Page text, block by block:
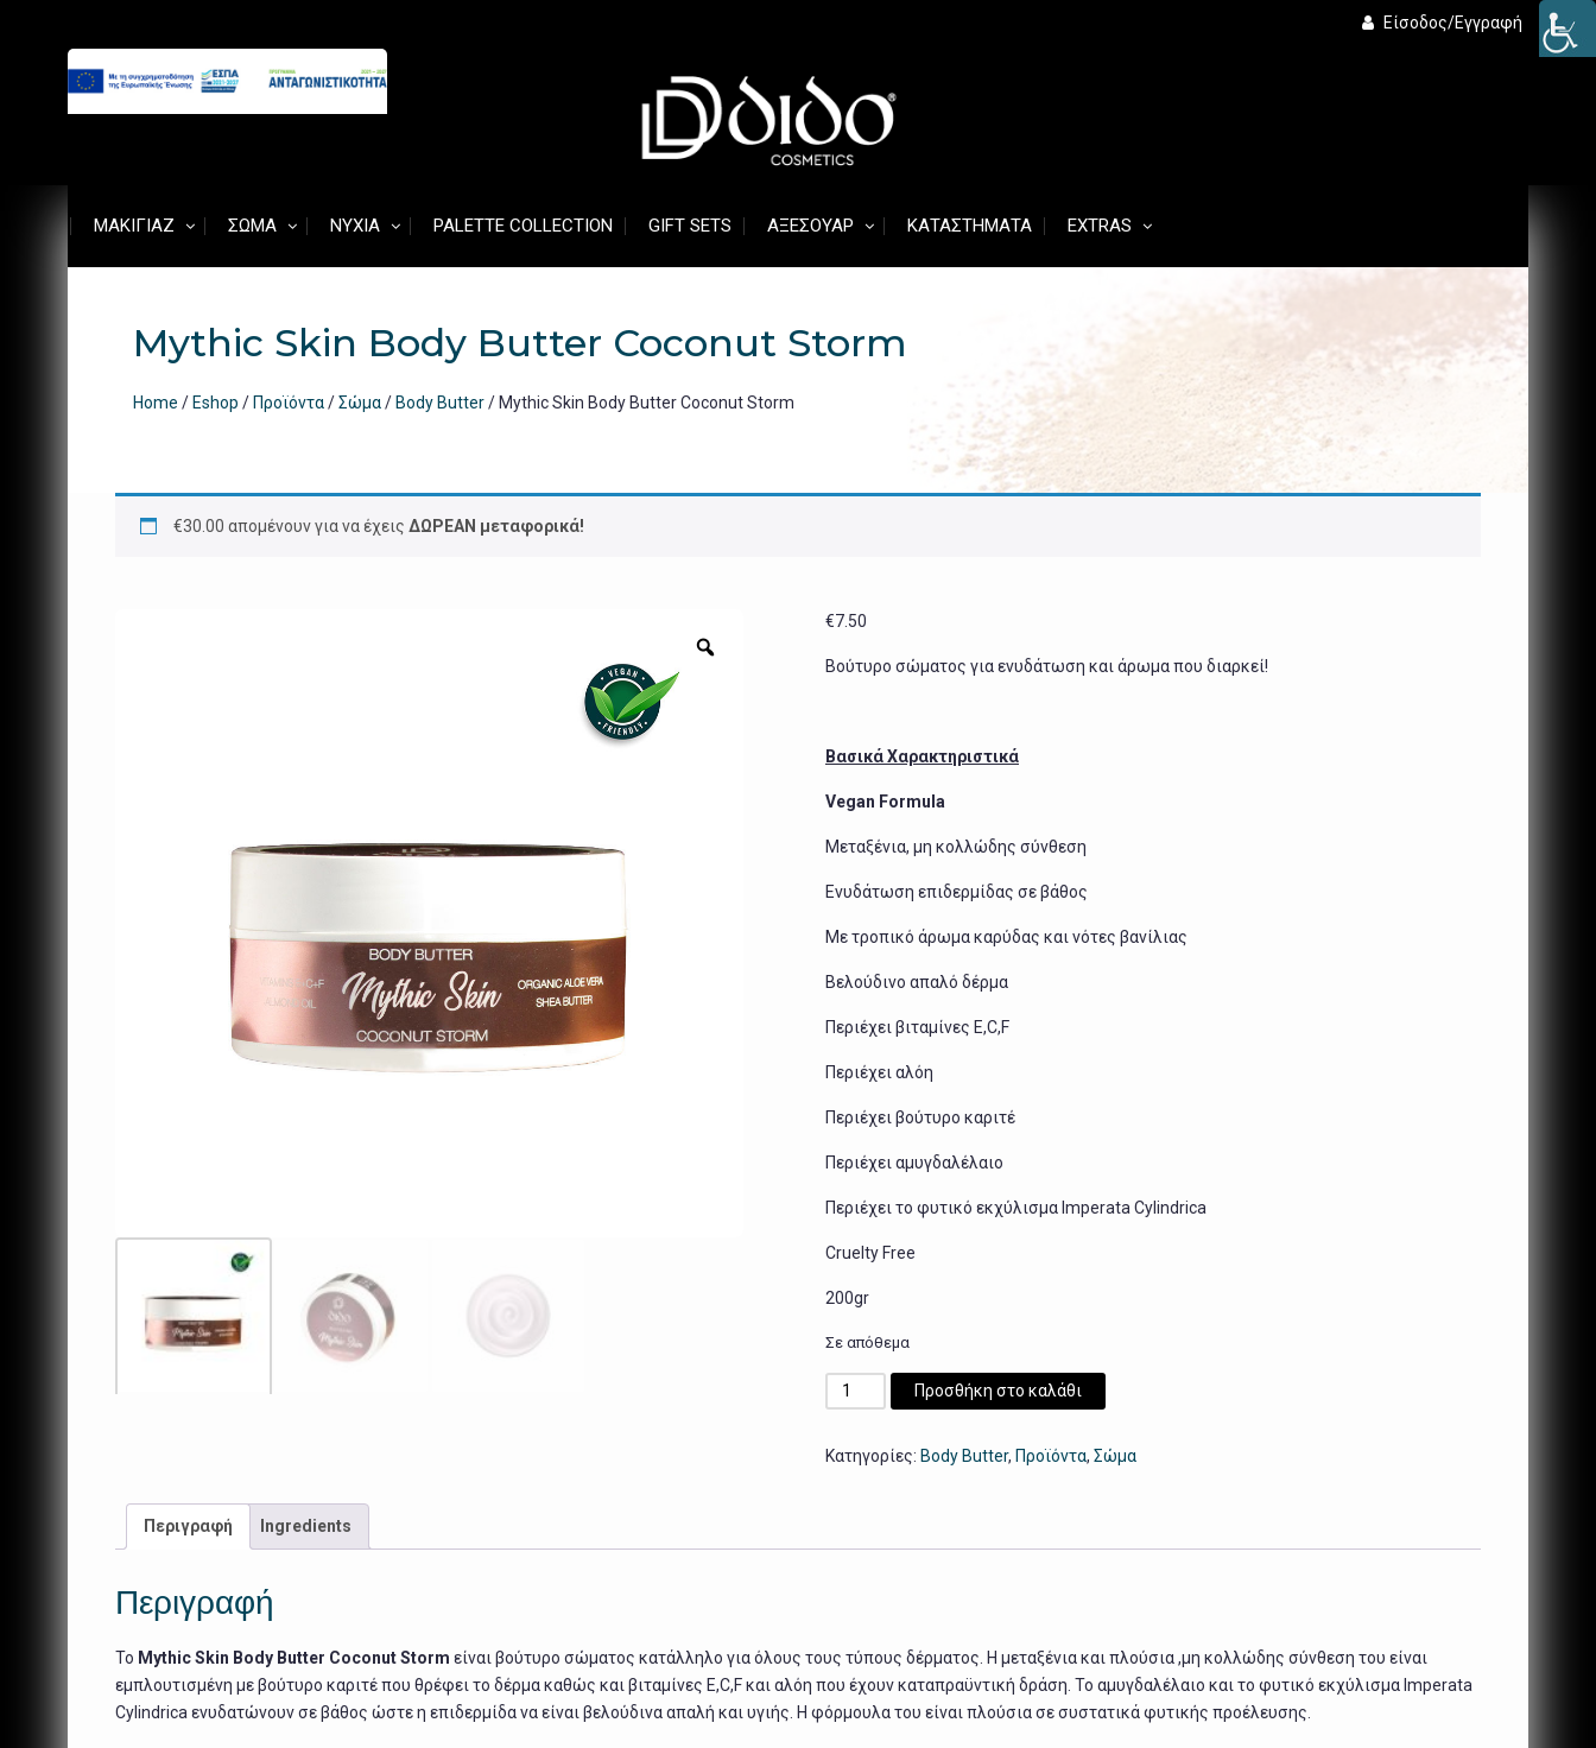
περιεχόμενο
Είσοδος/Εγγραφή
ΜΑΚΙΓΙΆΖ ΣΏΜΑ ΝΎΧΙΑ PALETTE COLLECTION GIFT SETS ΑΞΕΣΟΥΆΡ ΚΑΤΑΣΤΉΜΑΤΑ EXTRAS
Mythic Skin Body Butter Coconut Storm
Home / Eshop / Προϊόντα/Σώμα/ Body Butter/ Mythic Skin Body Butter Coconut Storm
€30.00 απομένουν για να έχεις ΔΩΡΕΑΝ μεταφορικά!
€7.50
Βούτυρο σώματος για ενυδάτωση και άρωμα που διαρκεί!
Βασικά Χαρακτηριστικά
Vegan Formula
Μεταξένια, μη κολλώδης σύνθεση
Ενυδάτωση επιδερμίδας σε βάθος
Με τροπικό άρωμα καρύδας και νότες βανίλιας
Βελούδινο απαλό δέρμα
Περιέχει βιταμίνες E,C,F
Περιέχει αλόη
Περιέχει βούτυρο καριτέ
Περιέχει αμυγδαλέλαιο
Περιέχει το φυτικό εκχύλισμα Imperata Cylindrica
Cruelty Free
200gr
Σε απόθεμα
Mythic
Skin
Butter
ποσότητα
Προσθήκη στο καλάθι
Κατηγορίες: Body Butter, Προϊόντα, Σώμα
Περιγραφή Ingredients
Περιγραφή
To Mythic Skin Body Butter Coconut Storm είναι βούτυρο σώματος κατάλληλο για όλους τους τύπους δέρματος. Η μεταξένια και πλούσια ,μη κολλώδης σύνθεση του είναι
εμπλουτισμένη με βούτυρο καριτέ που θρέφει το δέρμα καθώς και βιταμίνες E,C,F και αλόη που έχουν καταπραϋντική δράση. Το αμυγδαλέλαιο και το φυτικό εκχύλισμα Imperata
Cylindrica ενυδατώνουν σε βάθος ώστε η επιδερμίδα να είναι βελούδινα απαλή και υγιής. Η φόρμουλα του είναι πλούσια σε συστατικά φυτικής προέλευσης.